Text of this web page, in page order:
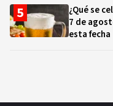
¿Qué se
7 de
esta fecha